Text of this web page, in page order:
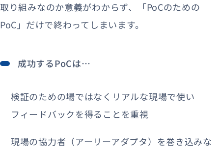
取り組みなのか意義がわからず、「PoCのための
PoC」だけで終わってしまいます。
成功するPoCは…
検証のための場ではなくリアルな現場で使い
フィードバックを得ることを重視
現場の協力者（アーリーアダプタ）を巻き込みな